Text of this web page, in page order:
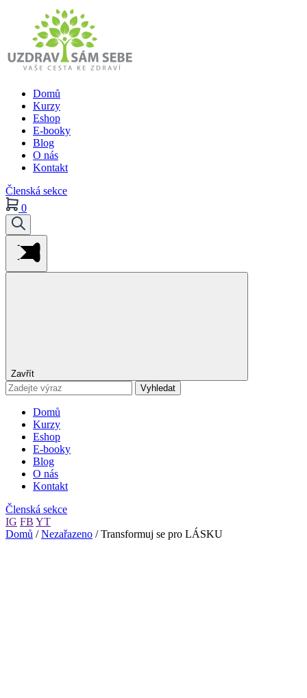
Domů
Kurzy
Eshop
E-booky
Blog
O nás
Kontakt
Členská sekce
0
Zavřít
Vyhledat
Domů
Kurzy
Eshop
E-booky
Blog
O nás
Kontakt
Členská sekce
IG FB YT
Domů /Nezařazeno / Transformuj se pro LÁSKU